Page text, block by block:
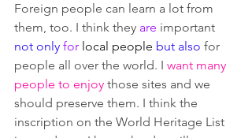
Foreign people can learn a lot from
them, too. I think they are important
not only for local people but also for
people all over the world. I want many
people to enjoy those sites and we
should preserve them. I think the
inscription on the World Heritage List